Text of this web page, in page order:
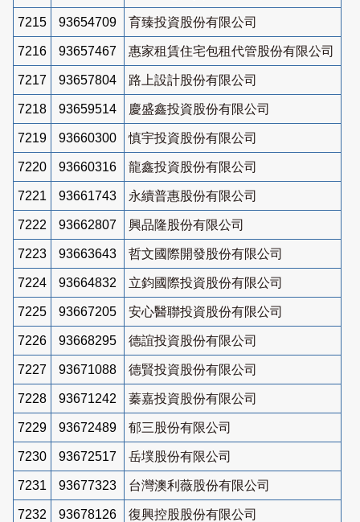
7215 93654709 育臻投資股份有限公司
7216 93657467 惠家租賃住宅包租代管股份有限公司
7217 93657804 路上設計股份有限公司
7218 93659514 慶盛鑫投資股份有限公司
7219 93660300 慎宇投資股份有限公司
7220 93660316 龍鑫投資股份有限公司
7221 93661743 永續普惠股份有限公司
7222 93662807 興品隆股份有限公司
7223 93663643 哲文國際開發股份有限公司
7224 93664832 立鈞國際投資股份有限公司
7225 93667205 安心醫聯投資股份有限公司
7226 93668295 德誼投資股份有限公司
7227 93671088 德賢投資股份有限公司
7228 93671242 蓁嘉投資股份有限公司
7229 93672489 郁三股份有限公司
7230 93672517 岳墣股份有限公司
7231 93677323 台灣澳利薇股份有限公司
7232 93678126 復興控股股份有限公司